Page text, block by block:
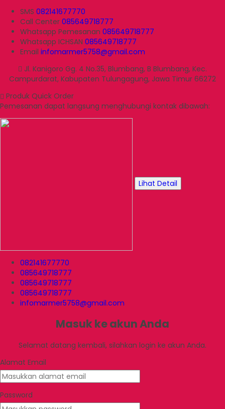
SMS 082141677770
Call Center 085649718777
Whatsapp Pemesanan 085649718777
Whatsapp ICHSAN 085649718777
Email infomarmer5758@gmail.com
Jl. Kanigoro Gg. 4 No.35, Blumbang, B Blumbang, Kec.
Campurdarat, Kabupaten Tulungagung, Jawa Timur 66272
Produk Quick Order
Pemesanan dapat langsung menghubungi kontak dibawah:
Lihat Detail
082141677770
085649718777
085649718777
085649718777
infomarmer5758@gmail.com
Masuk ke akun Anda
Selamat datang kembali, silahkan login ke akun Anda.
Alamat Email
Password